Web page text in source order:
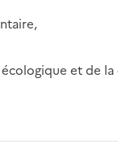
et de